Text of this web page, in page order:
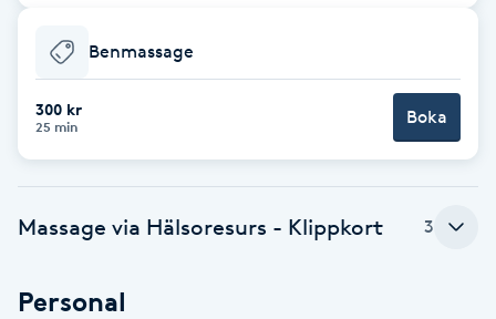
Brynfärgning
Brynplockning
C
Benmassage
300 kr
25 min Boka
Massage via Hälsoresurs - Klippkort 3
Personal